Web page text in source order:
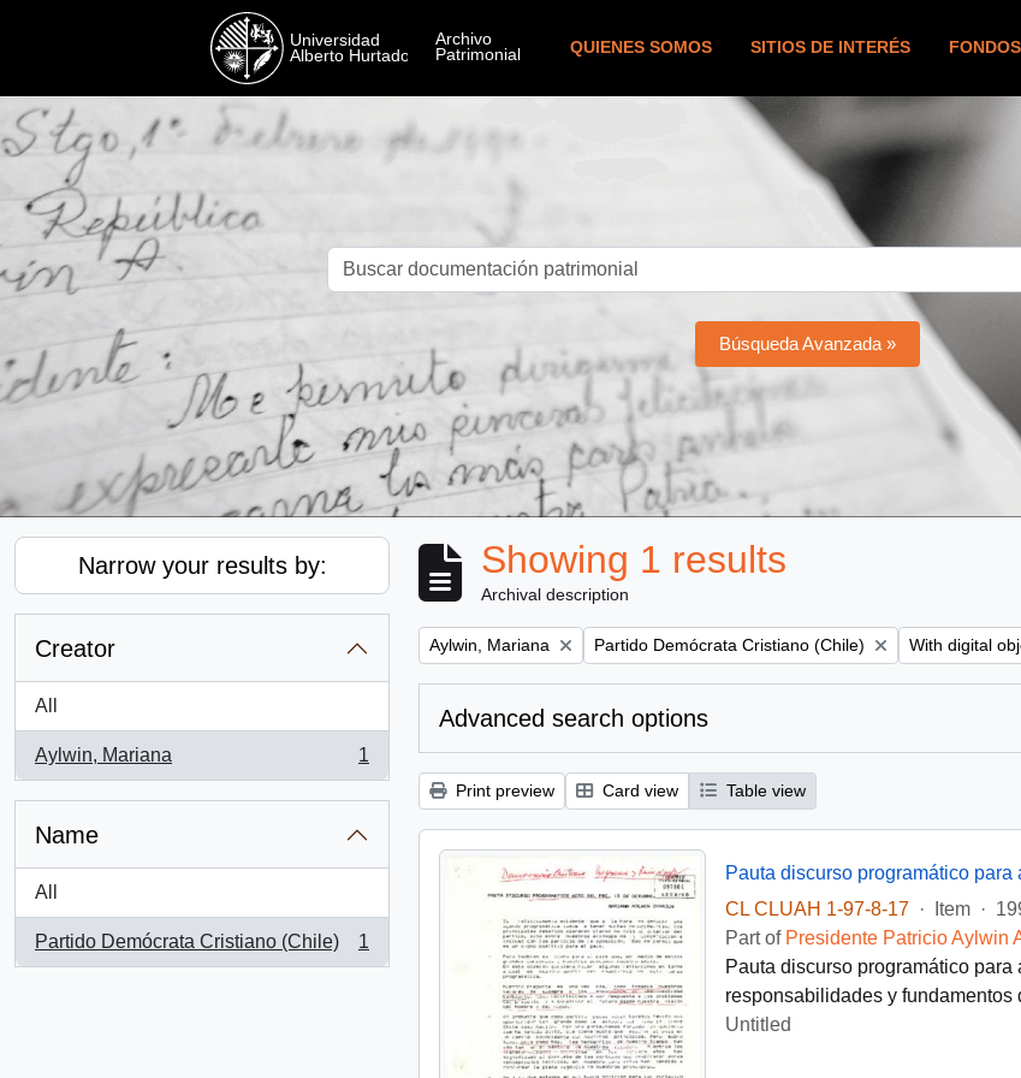
QUIENES SOMOS SITIOS DE INTERÉS FONDOS
Búsqueda Avanzada »
Narrow your results by:
Creator
All
Aylwin, Mariana
, 1 results
1
Name
All
Partido Demócrata Cristiano (Chile)
, 1 results
1
Showing 1 results
Archival description
Remove filter:
Aylwin, Mariana Remove filter:
Partido Demócrata Cristiano (Chile) Remove filter:
With digital
Advanced search options
Print preview Card view Table view
Pauta discurso programático
CL CLUAH 1-97-8-17
· Item ·
Part of Presidente Patricio Aylwin
Pauta discurso programático
responsabilidades y
Untitled